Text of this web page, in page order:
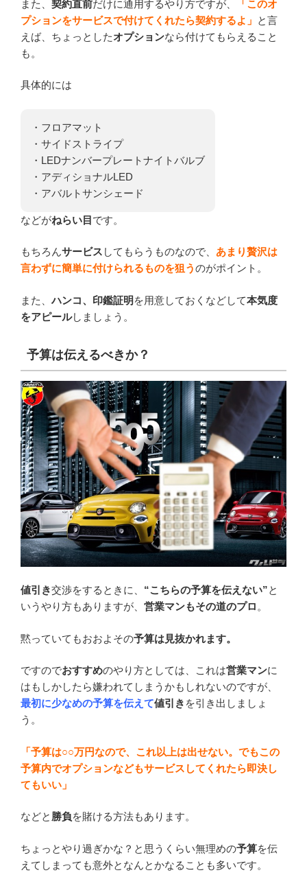
また、 契約直前だけに通用するやり方ですが、
「このオ
プションをサービスで付けてくれたら契約するよ」 と言
えば、ちょっとしたオプションなら付けてもらえること
も。
具体的には
・フロアマット
・サイドストライプ
・LEDナンバープレートナイトバルブ
・アディショナルLED
・アバルトサンシェード
などがねらい目 です。
もちろんサービス してもらうものなので、 あまり贅沢は
言わずに簡単に付けられるものを狙うのがポイント。
また、ハンコ、印鑑証明 を用意しておくなどして本気度
をアピールしましょう。
予算は伝えるべきか？
値引き交渉をするときに、 “こちらの予算を伝えない”と
いうやり方もありますが、 営業マンもその道のプロ 。
黙っていてもおおよその予算は見抜かれます。
ですのでおすすめのやり方としては、これは営業マンに
はもしかしたら嫌われてしまうかもしれないのですが、
最初に少なめの予算を伝えて値引き を引き出しましょ
う。
「予算は○○万円なので、これ以上は出せない。でもこの
予算内でオプションなどもサービスしてくれたら即決し
てもいい」
などと 勝負を賭ける方法もあります。
ちょっとやり過ぎかな？と思うくらい無理めの予算を伝
えてしまっても意外となんとかなることも多いです。